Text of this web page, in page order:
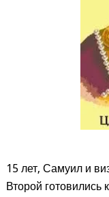
15 лет, Самуил и
Второй